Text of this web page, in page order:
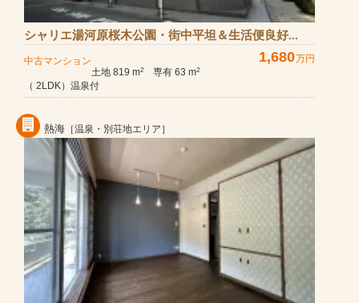
シャリエ湯河原桜木公園・街中平坦＆生活便良好...
中古マンション 1,680万円
土地 819 m2 専有 63 m2
（ 2LDK）温泉付
熱海 ［温泉・別荘地エリア］